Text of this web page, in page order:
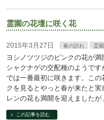
霊園の花壇に咲く花
2015年3月27日 春の訪れ 霊
ヨシノツツジのピンクの花が満
シャクナゲの交配種のようで
では一番最初に咲きます。この
クを見るとやっと春が来たと実
レンの花も満開を迎えましたが
この記事を読む